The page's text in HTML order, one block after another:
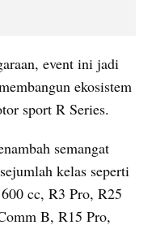
event ini jadi
ekosistem
sport R Series.
semangat
kelas seperti
cc, R3 Pro, R25
B, R15 Pro,